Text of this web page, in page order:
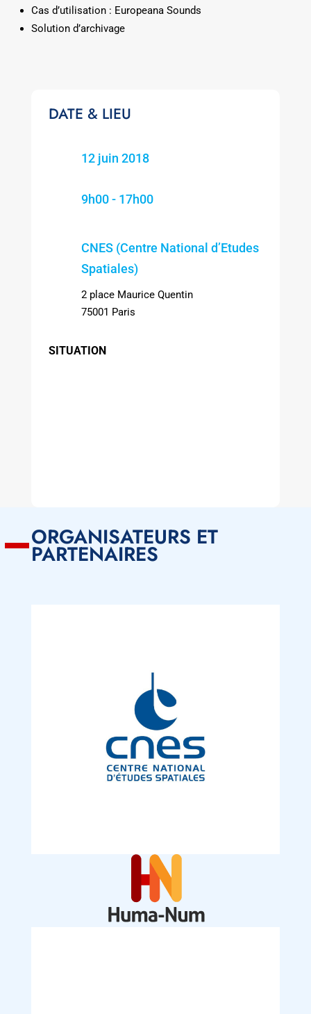
Cas d’utilisation : Europeana Sounds
Solution d’archivage
DATE & LIEU
12 juin 2018
9h00 - 17h00
CNES (Centre National d’Etudes
Spatiales)
2 place Maurice Quentin
75001 Paris
SITUATION
ORGANISATEURS ET
PARTENAIRES